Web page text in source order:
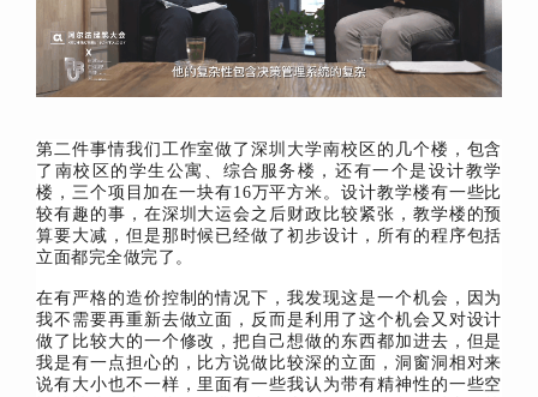
第二件事情我们工作室做了深圳大学南校区的几个楼，包含
了南校区的学生公寓、综合服务楼，还有一个是设计教学
楼，三个项目加在一块有16万平方米。设计教学楼有一些比
较有趣的事，在深圳大运会之后财政比较紧张，教学楼的预
算要大减，但是那时候已经做了初步设计，所有的程序包括
立面都完全做完了。
在有严格的造价控制的情况下，我发现这是一个机会，因为
我不需要再重新去做立面，反而是利用了这个机会又对设计
做了比较大的一个修改，把自己想做的东西都加进去，但是
我是有一点担心的，比方说做比较深的立面，洞窗洞相对来
说有大小也不一样，里面有一些我认为带有精神性的一些空